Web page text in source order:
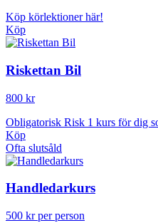
Köp körlektioner här!
Köp
Riskettan Bil
800 kr
Obligatorisk Risk 1 kurs för dig
Köp
Ofta slutsåld
Handledarkurs
500 kr per person